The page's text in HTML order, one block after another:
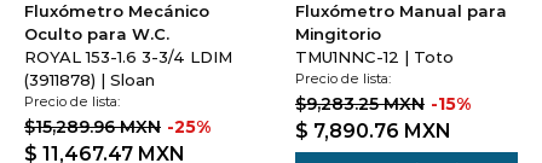
Fluxómetro Mecánico
Oculto para W.C.
ROYAL 153-1.6 3-3/4 LDIM
(3911878) | Sloan
Precio de lista:
$15,289.96 MXN -25%
$ 11,467.47 MXN
Fluxómetro Manual para
Mingitorio
TMU1NNC-12 | Toto
Precio de lista:
$9,283.25 MXN -15%
$ 7,890.76 MXN